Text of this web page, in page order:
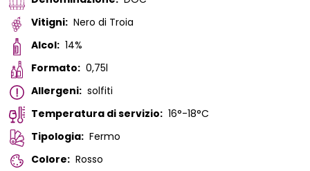
Vitigni: Nero di Troia
Alcol: 14%
Formato: 0,75l
Allergeni: solfiti
Temperatura di servizio: 16°-18°C
Tipologia: Fermo
Colore: Rosso